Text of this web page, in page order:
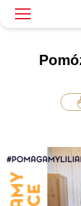
Akademia